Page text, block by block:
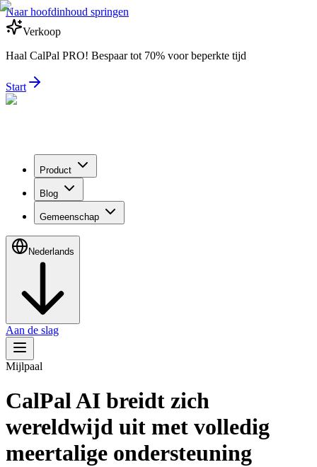
Naar hoofdinhoud springen
Verkoop
Haal CalPal PRO! Bespaar tot 70% voor beperkte tijd
Start
Product
Blog
Gemeenschap
Nederlands
Aan de slag
Mijlpaal
CalPal AI breidt zich
wereldwijd uit met volledig
meertalige ondersteuning